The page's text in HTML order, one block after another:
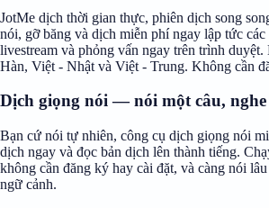
JotMe dịch thời gian thực, phiên dịch song
nói, gỡ băng và dịch miễn phí ngay lập tức
livestream và phỏng vấn ngay trên trình
Hàn, Việt - Nhật và Việt - Trung. Không cần
Dịch giọng nói — nói một câu,
Bạn cứ nói tự nhiên, công cụ dịch giọng nói
dịch ngay và đọc bản dịch lên thành tiếng.
không cần đăng ký hay cài đặt, và càng nói
ngữ cảnh.